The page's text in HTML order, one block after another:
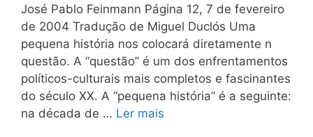
José Pablo Feinmann Página 12, 7 de fevereiro
de 2004 Tradução de Miguel Duclós Uma
pequena história nos colocará diretamente n
questão. A “questão” é um dos enfrentamentos
políticos-culturais mais completos e fascinantes
do século XX. A “pequena história” é a seguinte:
na década de … Ler mais